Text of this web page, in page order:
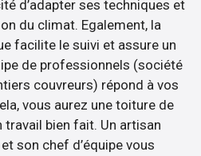
d’adapter ses techniques et
du climat. Egalement, la
facilite le suivi et assure un
de professionnels (société
couvreurs) répond à vos
vous aurez une toiture de
travail bien fait. Un artisan
son chef d’équipe vous